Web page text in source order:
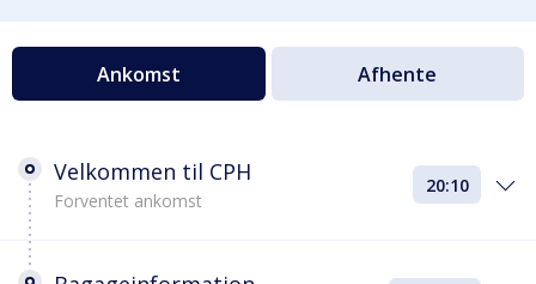
Ankomst Afhente
Velkommen til CPH
Forventet ankomst
20:10